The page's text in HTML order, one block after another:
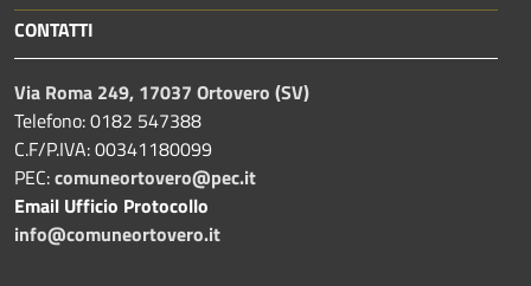
CONTATTI
Via Roma 249, 17037 Ortovero (SV)
Telefono: 0182 547388
C.F/P.IVA: 00341180099
PEC:comuneortovero@pec.it
Email Ufficio Protocollo
info@comuneortovero.it